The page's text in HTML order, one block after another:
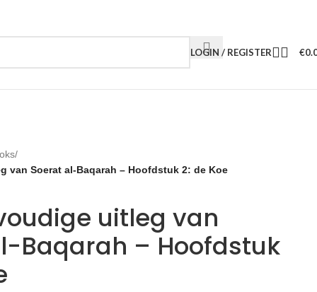
LOGIN / REGISTER €
/
van Soerat al-Baqarah – Hoofdstuk 2: de Koe
uitleg van
Baqarah – Hoofdstuk